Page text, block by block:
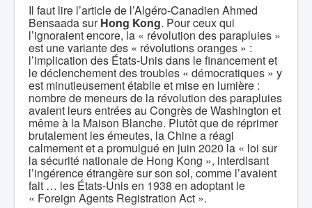
Il faut lire l’article de l’Algéro-Canadien Ahmed
Bensaada surHong Kong. Pour ceux qui
l’ignoraient encore, la « révolution des parapluies »
est une variante des « révolutions oranges » :
l’implication des États-Unis dans le financement et
le déclenchement des troubles « démocratiques » y
est minutieusement établie et mise en lumière :
nombre de meneurs de la révolution des parapluies
avaient leurs entrées au Congrès de Washington et
même à la Maison Blanche. Plutôt que de réprimer
brutalement les émeutes, la Chine a réagi
calmement et a promulgué en juin 2020 la « loi sur
la sécurité nationale de Hong Kong », interdisant
l’ingérence étrangère sur son sol, comme l’avaient
fait … les États-Unis en 1938 en adoptant le
« Foreign Agents Registration Act ».